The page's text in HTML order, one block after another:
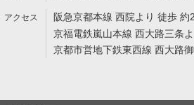
阪急京都本線 西院より 徒歩 約
京福電鉄嵐山本線 西大路三条
京都市営地下鉄東西線 西大路